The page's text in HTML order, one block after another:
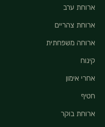
ארוחת ערב
ארוחת צהריים
ארוחה משפחתית
קינוח
אחרי אימון
חטיף
ארוחת בוקר